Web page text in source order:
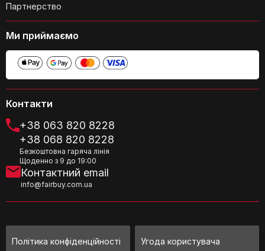
Чи є гарантія на газовий обігрівач
Як відбувається запалювання
обігрівача?
Чи впливає вітер на ефективність
Контакти
+38 063 820 8228
+38 068 820 8228
Безкоштовна гаряча лінія
Щоденно з 9 до 19:00
Контактний email
info@fairbuy.com.ua
Партнерство
Ми приймаємо
Політика конфіденційності Угода користувача